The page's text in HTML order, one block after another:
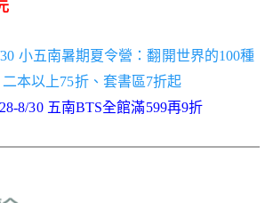
30 小五南暑期夏令營：翻開世界的100種
本以上75折、套書區7折起
8/30 五南BTS全館滿599再9折